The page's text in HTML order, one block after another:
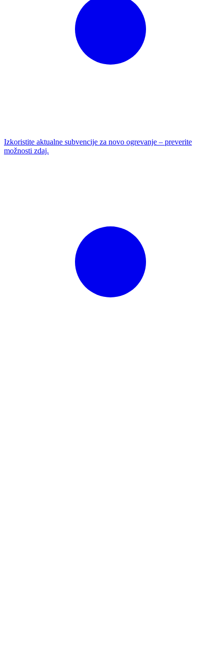
Izkoristite aktualne subvencije za novo ogrevanje – preverite
možnosti zdaj.